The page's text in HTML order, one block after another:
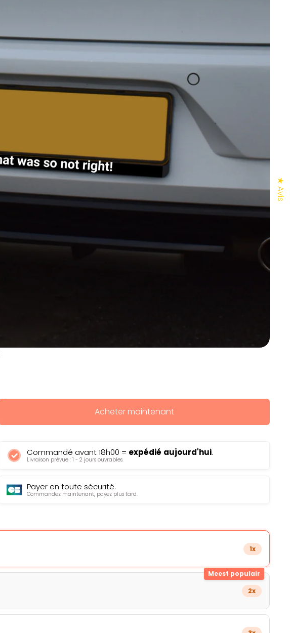
Acheter maintenant
Commandé avant 18h00 = expédié aujourd'hui.
Livraison prévue : 1 - 2 jours ouvrables.
Payer en toute sécurité.
Commandez maintenant, payez plus tard.
1x
2x
Meest populair
★ Avis